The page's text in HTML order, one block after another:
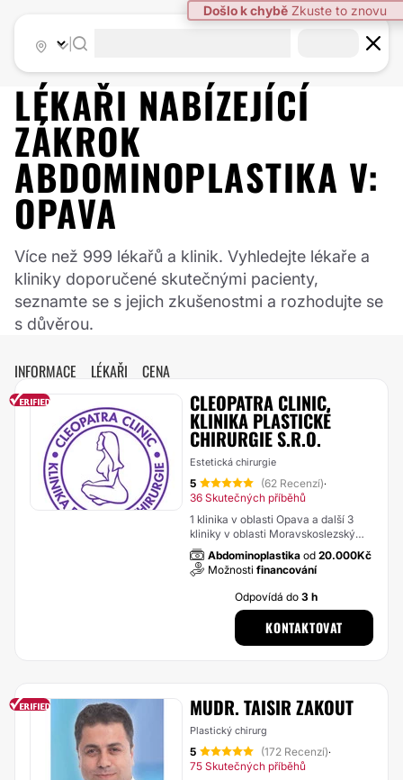
Došlo k chybě Zkuste to znovu
LÉKAŘI NABÍZEJÍCÍ
ZÁKROK
ABDOMINOPLASTIKA V:
OPAVA
Více než 999 lékařů a klinik. Vyhledejte lékaře a
kliniky doporučené skutečnými pacienty,
seznamte se s jejich zkušenostmi a rozhodujte se
s důvěrou.
INFORMACE LÉKAŘI CENA
CLEOPATRA CLINIC,
KLINIKA PLASTICKÉ
CHIRURGIE S.R.O.
Estetická chirurgie
5 (62 Recenzí)·
36 Skutečných příběhů
1 klinika v oblasti Opava a další 3
kliniky v oblasti Moravskoslezský
kraj
Abdominoplastika od 20.000Kč
Možnosti financování
Odpovídá do3 h
KONTAKTOVAT
MUDR. TAISIR ZAKOUT
Plastický chirurg
5 (172 Recenzí)·
75 Skutečných příběhů